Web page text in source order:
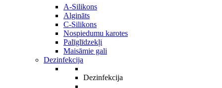
A-Silikons
Algināts
C-Silikons
Nospiedumu karotes
Palīglīdzekļi
Maisāmie gali
Dezinfekcija
Dezinfekcija